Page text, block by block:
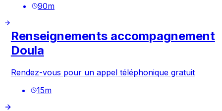
90m
Renseignements accompagnement
Doula
Rendez-vous pour un appel téléphonique gratuit
15m